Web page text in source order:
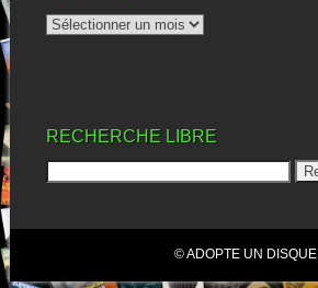
RECHERCHE LIBRE
© ADOPTE UN DISQUE